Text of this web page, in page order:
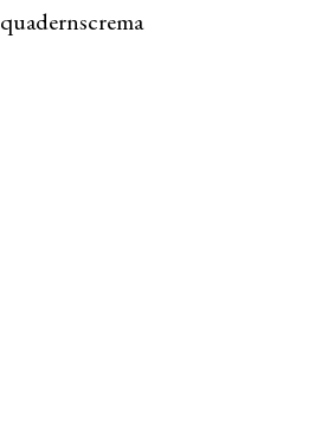
quadernscrema